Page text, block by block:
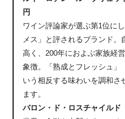
円
ワイン評論家が選ぶ第1位に
メス」と評されるブランド。
高く、200年におよぶ家族経
象徴。「熟成とフレッシュ」
いう相反する味わいを調和さ
ます。
バロン・ド・ロスチャイル